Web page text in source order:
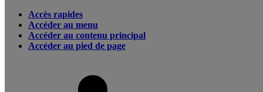
Accès rapides
Accéder au menu
Accéder au contenu principal
Accéder au pied de page